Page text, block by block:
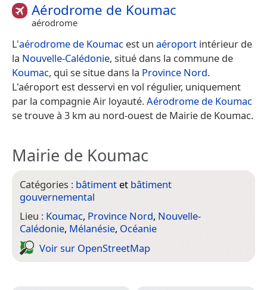
Aérodrome de Koumac
aérodrome
L'aérodrome de Koumac est un aéroport intérieur de
la Nouvelle-Calédonie, situé dans la commune de
Koumac, qui se situe dans la Province Nord.
L'aéroport est desservi en vol régulier, uniquement
par la compagnie Air loyauté.Aérodrome de Koumac
se trouve à 3 km au nord-ouest de Mairie de Koumac.
Mairie de Koumac
Catégories : bâtiment et bâtiment
gouvernemental
Lieu : Koumac, Province Nord, Nouvelle-
Calédonie, Mélanésie, Océanie
Voir sur Open­Street­Map